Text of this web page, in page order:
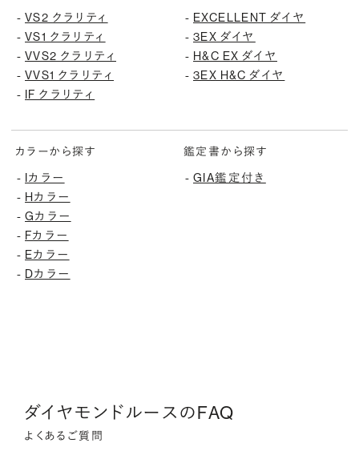
- VS2 クラリティ
- VS1 クラリティ
- VVS2 クラリティ
- VVS1 クラリティ
-
IF クラリティ
- EXCELLENT ダイヤ
- 3EX ダイヤ
- H&C EX ダイヤ
- 3EX H&C ダイヤ
カラーから探す
-
Iカラー
- Hカラー
- Gカラー
- Fカラー
- Eカラー
- Dカラー
鑑定書から探す
- GIA鑑定付き
ダイヤモンドルースのFAQ
よくあるご質問